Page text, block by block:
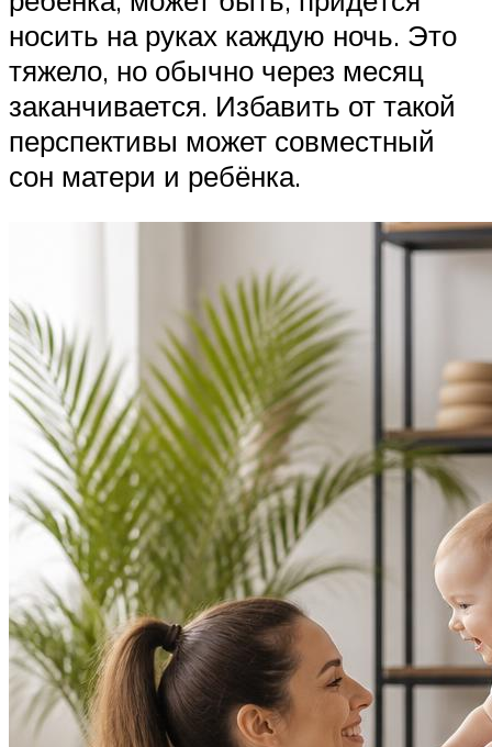
носить на руках каждую ночь. Это
тяжело, но обычно через месяц
заканчивается. Избавить от такой
перспективы может совместный
сон матери и ребёнка.